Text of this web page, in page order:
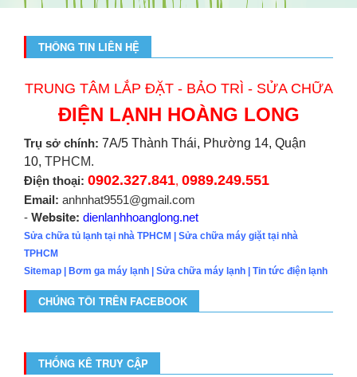
THÔNG TIN LIÊN HỆ
TRUNG TÂM LẮP ĐẶT - BẢO TRÌ - SỬA CHỮA
ĐIỆN LẠNH HOÀNG LONG
Trụ sở chính: 7A/5 Thành Thái, Phường 14, Quận
10, TPHCM.
Điện thoại: 0902.327.841, 0989.249.551
Email: anhnhat9551@gmail.com
- Website: dienlanhhoanglong.net
Sửa chữa tủ lạnh tại nhà TPHCM | Sửa chữa máy giặt tại nhà
TPHCM
Sitemap | Bơm ga máy lạnh | Sửa chữa máy lạnh | Tin tức điện lạnh
CHÚNG TÔI TRÊN FACEBOOK
THỐNG KÊ TRUY CẬP